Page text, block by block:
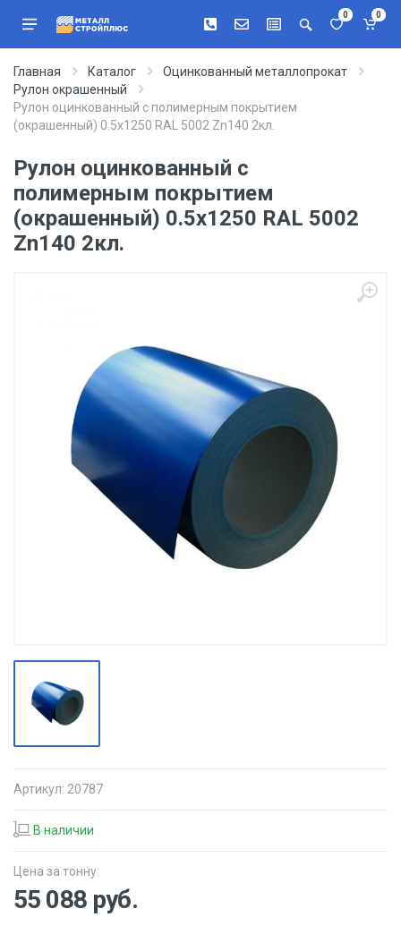
0 0
Главная Каталог
Оцинкованный металлопрокат
Рулон окрашенный
Рулон оцинкованный с полимерным покрытием
(окрашенный) 0.5x1250 RAL 5002 Zn140 2кл.
Рулон оцинкованный с
полимерным покрытием
(окрашенный) 0.5x1250 RAL 5002
Zn140 2кл.
Артикул: 20787
В наличии
Цена за тонну:
55 088 руб.